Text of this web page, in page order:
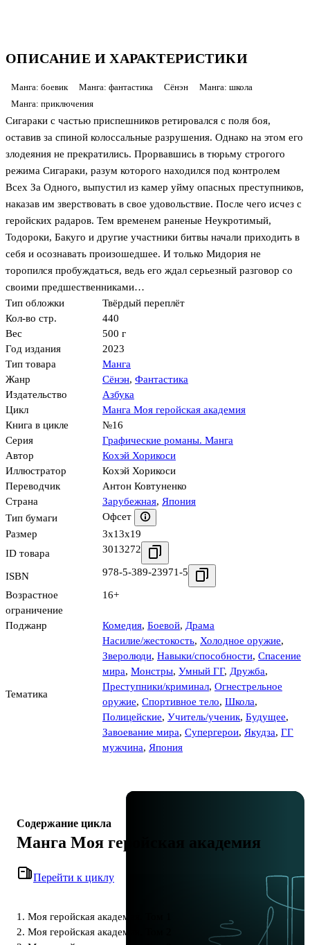
ОПИСАНИЕ И ХАРАКТЕРИСТИКИ
Манга: боевик Манга: фантастика Сёнэн
Манга: школа
Манга: приключения
Сигараки с частью приспешников ретировался с поля боя,
оставив за спиной колоссальные разрушения. Однако на этом его
злодеяния не прекратились. Прорвавшись в тюрьму строгого
режима Сигараки, разум которого находился под контролем
Всех За Одного, выпустил из камер уйму опасных преступников,
наказав им зверствовать в свое удовольствие. После чего исчез с
геройских радаров. Тем временем раненые Неукротимый,
Тодороки, Бакуго и другие участники битвы начали приходить в
себя и осознавать произошедшее. И только Мидория не
торопился пробуждаться, ведь его ждал серьезный разговор со
своими предшественниками…
Тип обложки
Твёрдый переплёт
Кол-во стр.
440
Вес
500 г
Год издания
2023
Тип товара
Манга
Жанр
Сёнэн, Фантастика
Издательство
Азбука
Цикл
Манга Моя геройская академия
Книга в цикле
№16
Серия
Графические романы. Манга
Автор
Кохэй Хорикоси
Иллюстратор
Кохэй Хорикоси
Переводчик
Антон Ковтуненко
Страна
Зарубежная, Япония
Тип бумаги
Офсет
Размер
3x13x19
ID товара
3013272
ISBN 978-5-389-23971-5
Возрастное
ограничение
16+
Поджанр Комедия, Боевой, Драма
Тематика
Насилие/жестокость, Холодное оружие,
Зверолюди, Навыки/способности, Спасение
мира, Монстры, Умный ГГ, Дружба,
Преступники/криминал, Огнестрельное
оружие, Спортивное тело, Школа,
Полицейские, Учитель/ученик, Будущее,
Завоевание мира, Супергерои, Якудза, ГГ
мужчина, Япония
Содержание цикла
Манга Моя геройская академия
Перейти к циклу
1. Моя геройская академия. Том 1
2. Моя геройская академия. Том 2